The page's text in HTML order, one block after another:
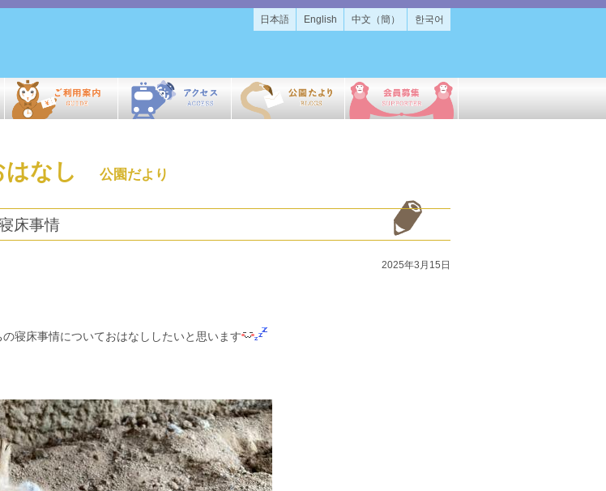
日本語 English 中文（簡） 한국어
はなし 公園だより
床事情
2025年3月15日
寝床事情についておはなししたいと思います